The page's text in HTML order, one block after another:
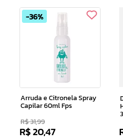
36%
Arruda e Citronela Spray
Capilar 60ml Fps
R$31,99
R$20,47